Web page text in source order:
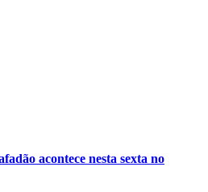
acontece nesta sexta no